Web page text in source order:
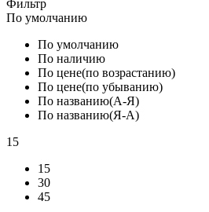
Фильтр
По умолчанию
По умолчанию
По наличию
По цене(по возрастанию)
По цене(по убыванию)
По названию(А-Я)
По названию(Я-А)
15
15
30
45